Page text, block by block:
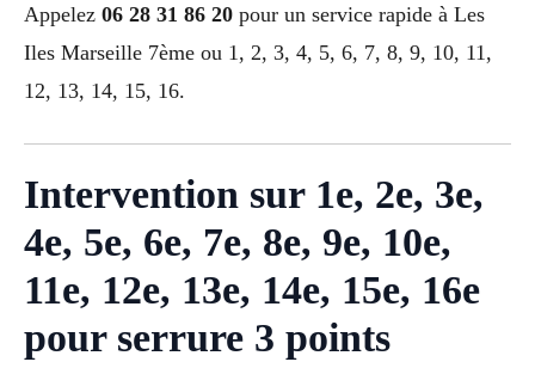
Appelez 06 28 31 86 20 pour un service rapide à Les
Iles Marseille 7ème ou 1, 2, 3, 4, 5, 6, 7, 8, 9, 10, 11,
12, 13, 14, 15, 16.
Intervention sur 1e, 2e, 3e,
4e, 5e, 6e, 7e, 8e, 9e, 10e,
11e, 12e, 13e, 14e, 15e, 16e
pour serrure 3 points